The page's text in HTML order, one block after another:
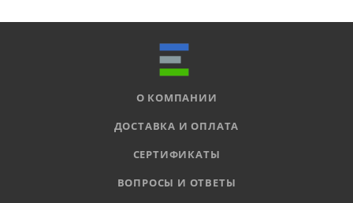
О КОМПАНИИ
ДОСТАВКА И ОПЛАТА
СЕРТИФИКАТЫ
ВОПРОСЫ И ОТВЕТЫ